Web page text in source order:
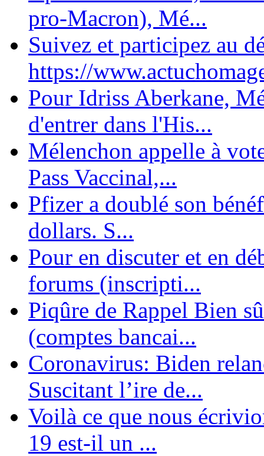
pro-Macron), Mé...
Suivez et participez au
https://
Pour Idriss Aberkane,
d'entrer dans l'His...
Mélenchon appelle à
Pass Vaccinal,...
Pfizer a doublé son
dollars. S...
Pour en discuter et en
forums (inscripti...
Piqûre de Rappel Bien
(comptes bancai...
Coronavirus: Biden
Suscitant l’ire de...
Voilà ce que nous
19 est-il un ...